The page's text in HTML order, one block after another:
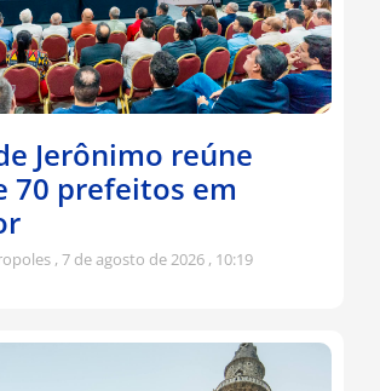
Jerônimo reúne
70 prefeitos em
7 de agosto de 2026 10:19